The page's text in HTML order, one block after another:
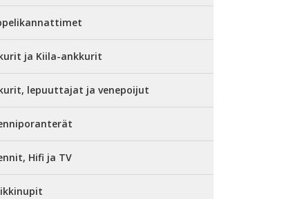
ja Kiila-ankkurit
lepuuttajat ja venepoijut
Hifi ja TV